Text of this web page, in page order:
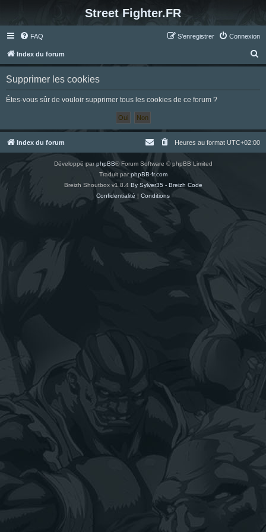
Street Fighter.FR
FAQ Connexion
S’enregistrer
Index du forum
e
h
Supprimer les cookies
Êtes-vous sûr de vouloir supprimer tous les cookies de ce forum ?
Index du forum Heures au format UTC+02:00
Développé parphpBB® Forum Software © phpBB Limited
Traduit parphpBB-fr.com
Breizh Shoutbox v1.8.4 By Sylver35 - Breizh Code
Confidentialité | Conditions